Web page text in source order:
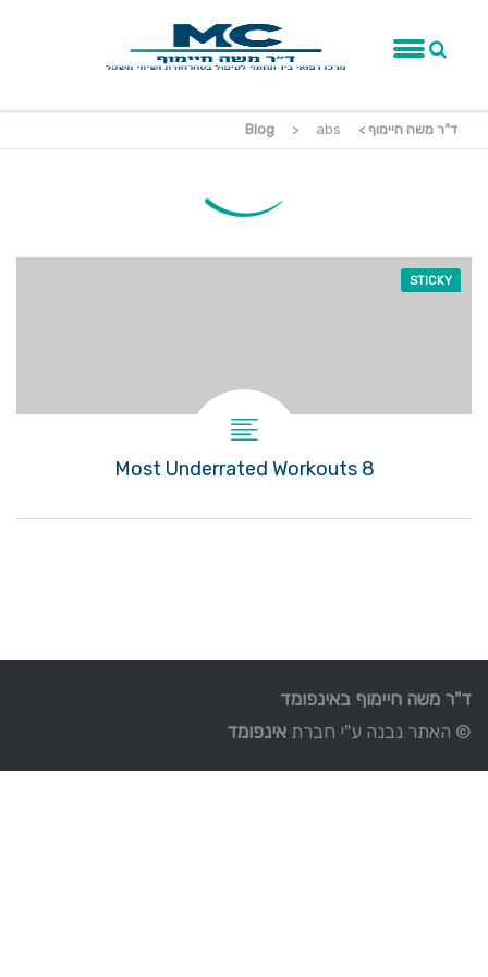
ד"ר משה חיימוף >
Blog > abs
STICKY
8 Most Underrated Workouts
ד"ר משה חיימוף באינפומד
© האתר נבנה ע"י חברת אינפומד